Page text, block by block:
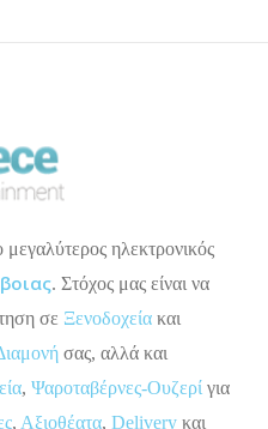
μεγαλύτερος ηλεκτρονικός
. Στόχος μας είναι να
σε Ξενοδοχεία και
σας, αλλά και
, Ψαροταβέρνες-Ουζερί για
, Αξιοθέατα, Delivery και